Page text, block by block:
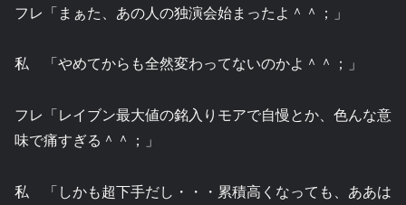
フレ「まぁた、あの人の独演会始まったよ＾＾；」
私 「やめてからも全然変わってないのかよ＾＾；」
フレ「レイブン最大値の銘入りモアで自慢とか、色んな意
味で痛すぎる＾＾；」
私 「しかも超下手だし・・・累積高くなっても、ああは